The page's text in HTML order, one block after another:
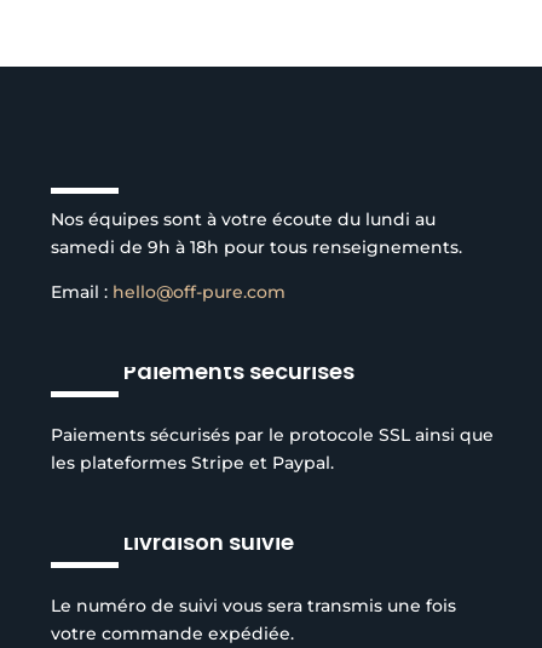
Nos équipes sont à votre écoute du lundi au
samedi de 9h à 18h pour tous renseignements.
Email : hello@off-pure.com
Paiements sécurisés
Paiements sécurisés par le protocole SSL ainsi que
les plateformes Stripe et Paypal.
Livraison suivie
Le numéro de suivi vous sera transmis une fois
votre commande expédiée.